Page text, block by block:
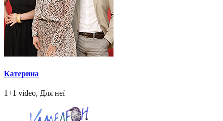
Катерина
1+1 video, Для неї